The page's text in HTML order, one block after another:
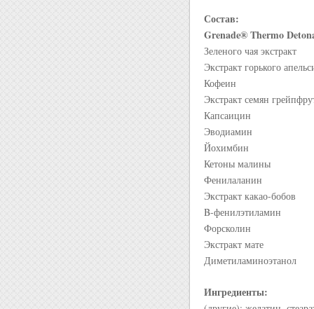
Состав:
Grenade® Thermo
Зеленого чая экстракт
Экстракт горького
Кофеин
Экстракт семян
Капсаицин
Эводиамин
Йохимбин
Кетоны малины
Фенилаланин
Экстракт какао-бобов
B-фенилэтиламин
Форсколин
Экстракт мате
Диметиламиноэтанол
Ингредиенты: